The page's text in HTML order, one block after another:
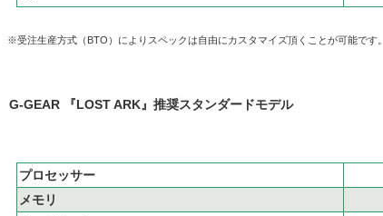
※受注生産方式（BTO）によりスペックは自由にカスタマイズ頂くことが可能です。
G-GEAR 『LOST ARK』推奨スタンダードモデル
プロセッサー
メモリ